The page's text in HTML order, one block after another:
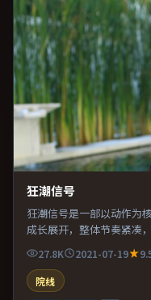
狂潮信号
狂潮信号是一部以动作为
成长展开，整体节奏紧凑
27.8K 2021-07-19
院线